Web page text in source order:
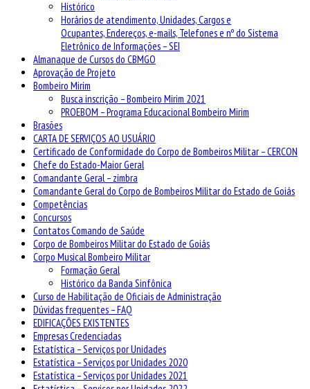
Histórico
Horários de atendimento, Unidades, Cargos e
Ocupantes, Endereços, e-mails, Telefones e nº do Sistema
Eletrônico de Informações – SEI
Almanaque de Cursos do CBMGO
Aprovação de Projeto
Bombeiro Mirim
Busca inscrição – Bombeiro Mirim 2021
PROEBOM – Programa Educacional Bombeiro Mirim
Brasões
CARTA DE SERVIÇOS AO USUÁRIO
Certificado de Conformidade do Corpo de Bombeiros Militar – CERCON
Chefe do Estado-Maior Geral
Comandante Geral – zimbra
Comandante Geral do Corpo de Bombeiros Militar do Estado de Goiás
Competências
Concursos
Contatos Comando de Saúde
Corpo de Bombeiros Militar do Estado de Goiás
Corpo Musical Bombeiro Militar
Formação Geral
Histórico da Banda Sinfônica
Curso de Habilitação de Oficiais de Administração
Dúvidas frequentes – FAQ
EDIFICAÇÕES EXISTENTES
Empresas Credenciadas
Estatística – Serviços por Unidades
Estatística – Serviços por Unidades 2020
Estatística – Serviços por Unidades 2021